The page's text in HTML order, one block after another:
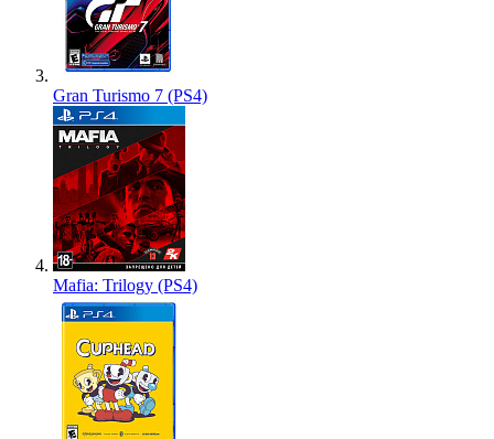
Gran Turismo 7 (PS4)
Mafia: Trilogy (PS4)